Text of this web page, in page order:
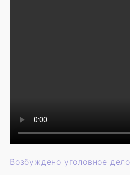
Возбуждено уголовное дело